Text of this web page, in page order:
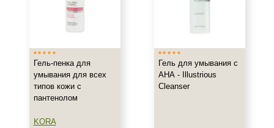
Тип товара
Гель
Пенка
Класс косметики
Гель-пенка для
умывания для всех
типов кожи с
пантенолом
KORA
Гель для умывания с
АНА - Illustrious
Cleanser